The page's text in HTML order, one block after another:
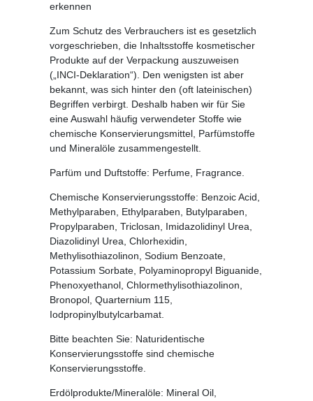
erkennen
Zum Schutz des Verbrauchers ist es gesetzlich
vorgeschrieben, die Inhaltsstoffe kosmetischer
Produkte auf der Verpackung auszuweisen
(„INCI-Deklaration“). Den wenigsten ist aber
bekannt, was sich hinter den (oft lateinischen)
Begriffen verbirgt. Deshalb haben wir für Sie
eine Auswahl häufig verwendeter Stoffe wie
chemische Konservierungsmittel, Parfümstoffe
und Mineralöle zusammengestellt.
Parfüm und Duftstoffe: Perfume, Fragrance.
Chemische Konservierungsstoffe: Benzoic Acid,
Methylparaben, Ethylparaben, Butylparaben,
Propylparaben, Triclosan, Imidazolidinyl Urea,
Diazolidinyl Urea, Chlorhexidin,
Methylisothiazolinon, Sodium Benzoate,
Potassium Sorbate, Polyaminopropyl Biguanide,
Phenoxyethanol, Chlormethylisothiazolinon,
Bronopol, Quarternium 115,
Iodpropinylbutylcarbamat.
Bitte beachten Sie: Naturidentische
Konservierungsstoffe sind chemische
Konservierungsstoffe.
Erdölprodukte/Mineralöle: Mineral Oil,